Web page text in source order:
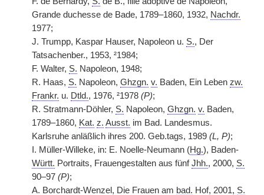
Grande duchesse de Bade, 1789–1860, 1932, Nachdr.
1977;
J. Trumpp, Kaspar Hauser, Napoleon u. S., Der
Tatsachenber., 1953, ²1984;
F. Walter, S. Napoleon, 1948;
R. Haas, S. Napoleon, Ghzgn. v. Baden, Ein Leben zw.
Frankr. u. Dtld., 1976, ²1978 (P);
R. Stratmann-Döhler, S. Napoleon, Ghzgn. v. Baden,
1789–1860, Kat. z. Ausst. im Bad. Landesmus.
Karlsruhe anläßlich ihres 200. Geb.tags, 1989 (L, P);
I. Müller-Willeke, in: E. Noelle-Neumann (Hg.), Baden-
Württ. Portraits, Frauengestalten aus fünfJhh., 2000, S.
90–97 (P);
A. Borchardt-Wenzel, Die Frauen am bad. Hof, 2001, S.